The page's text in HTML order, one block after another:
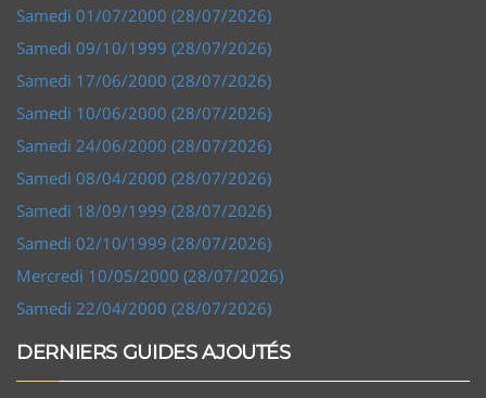
Samedi 01/07/2000 (28/07/2026)
Samedi 09/10/1999 (28/07/2026)
Samedi 17/06/2000 (28/07/2026)
Samedi 10/06/2000 (28/07/2026)
Samedi 24/06/2000 (28/07/2026)
Samedi 08/04/2000 (28/07/2026)
Samedi 18/09/1999 (28/07/2026)
Samedi 02/10/1999 (28/07/2026)
Mercredi 10/05/2000 (28/07/2026)
Samedi 22/04/2000 (28/07/2026)
DERNIERS GUIDES AJOUTÉS